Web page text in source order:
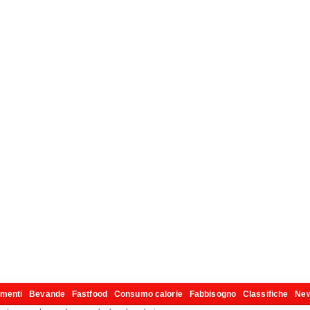
Bevande Fastfood Consumo calorie Fabbisogno Classifiche